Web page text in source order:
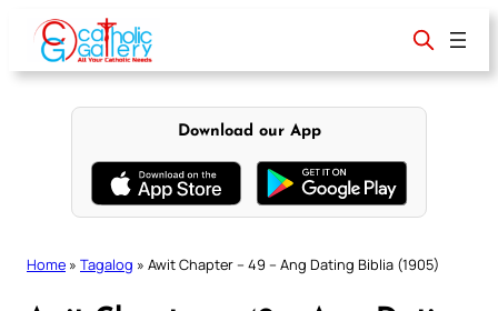
content
Download our App
Home » Tagalog » Awit Chapter – 49 – Ang Dating Biblia (1905)